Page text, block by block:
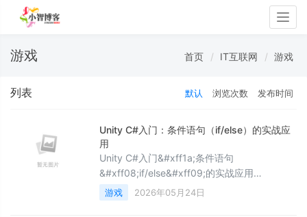
游戏 首页 IT互联网 游戏
列表 默认 浏览次数 发布时间
Unity C#入门：条件语句（if/else）的实战应
用
Unity C#入门&#xff1a;条件语句
&#xff08;if/else&#xff09;的实战应用
&#x1f4da; 本章学习目标&#xff1a;深入理解条
件语句&#xff08;if/else&#xff09;的实战应用的
游戏 2026年05月24日